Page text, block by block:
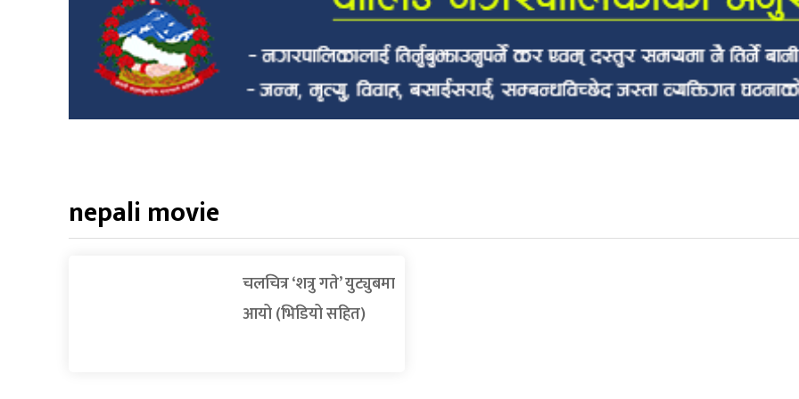
nepali movie
चलचित्र ‘शत्रु गते’ युट्युबमा
आयो (भिडियो सहित)